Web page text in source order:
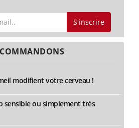
S'inscrire
modifient votre cerveau !
sensible ou simplement très